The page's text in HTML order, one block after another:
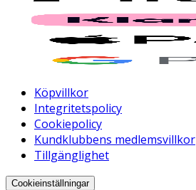
Köpvillkor
Integritetspolicy
Cookiepolicy
Kundklubbens medlemsvillkor
Tillgänglighet
Cookieinställningar